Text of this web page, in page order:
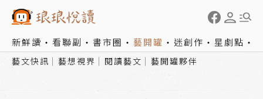
新鮮讀 看聯副 書市圈 藝開罐 迷創作 星劇點
藝文快訊 藝想視界 閱讀藝文 藝開罐夥伴